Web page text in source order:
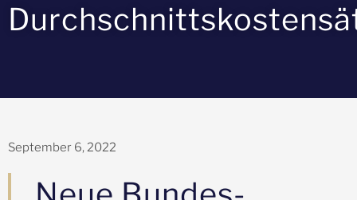
September 6, 2022